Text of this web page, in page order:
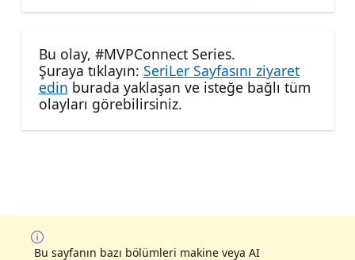
Bu olay, #MVPConnect Series.
Şuraya tıklayın: SeriLer Sayfasını ziyaret
edin burada yaklaşan ve isteğe bağlı tüm
olayları görebilirsiniz.
Bu sayfanın bazı bölümleri makine veya AI